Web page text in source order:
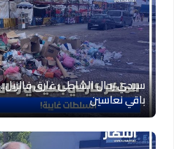
سيدي رحال الشاطئ غارق
باقي نعاسين